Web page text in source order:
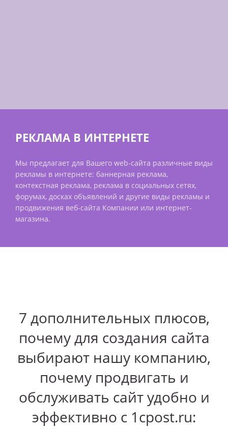
РЕКЛАМА В ИНТЕРНЕТЕ
Мы предлагает для Вашего web-сайта различные виды
рекламы в интернете: баннерная реклама,
контекстная реклама, реклама в социальных сетях,
форумах, досках объявлений и другие виды рекламы и
продвижения веб-сайта Компании или интернет-
магазина.
7 дополнительных плюсов,
почему для создания сайта
выбирают нашу компанию,
почему продвигать и
обслуживать сайт удобно и
эффективно с 1cpost.ru: